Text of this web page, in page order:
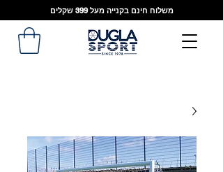
משלוח חינם בקנייה מעל 399 שקלים